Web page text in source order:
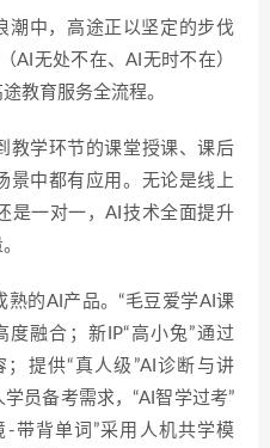
潮中，高途正以坚定的步伐
AI无处不在、AI无时不在）
教育服务全流程。
教学环节的课堂授课、课后
景中都有应用。无论是线上
是一对一，AI技术全面提升
熟的AI产品。“毛豆爱学AI课
融合；新IP“高小兔”通过
提供“真人级”AI诊断与讲
员备考需求，“AI智学过考”
-带背单词”采用人机共学模